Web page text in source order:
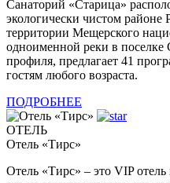
Санаторий «Старица»
экологически чистом районе
территории Мещерского
одноименной реки в поселке
профиля, предлагает 41
гостям любого возраста.
ПОДРОБНЕЕ
ОТЕЛЬ
Отель «Тирс»
Отель «Тирс» – это VIP